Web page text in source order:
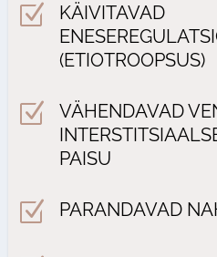
Z
KÄIVITAVAD
(ETIOTROOPSUS)
Z
VÄHENDAVAD
PAISU
Z PARANDAVAD